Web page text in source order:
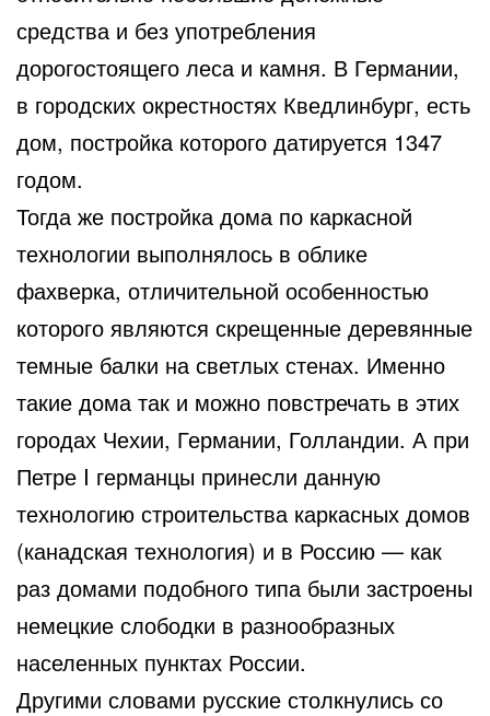
средства и без употребления
дорогостоящего леса и камня. В Германии,
в городских окрестностях Кведлинбург, есть
дом, постройка которого датируется 1347
годом.
Тогда же постройка дома по каркасной
технологии выполнялось в облике
фахверка, отличительной особенностью
которого являются скрещенные деревянные
темные балки на светлых стенах. Именно
такие дома так и можно повстречать в этих
городах Чехии, Германии, Голландии. А при
Петре I германцы принесли данную
технологию строительства каркасных домов
(канадская технология) и в Россию — как
раз домами подобного типа были застроены
немецкие слободки в разнообразных
населенных пунктах России.
Другими словами русские столкнулись со